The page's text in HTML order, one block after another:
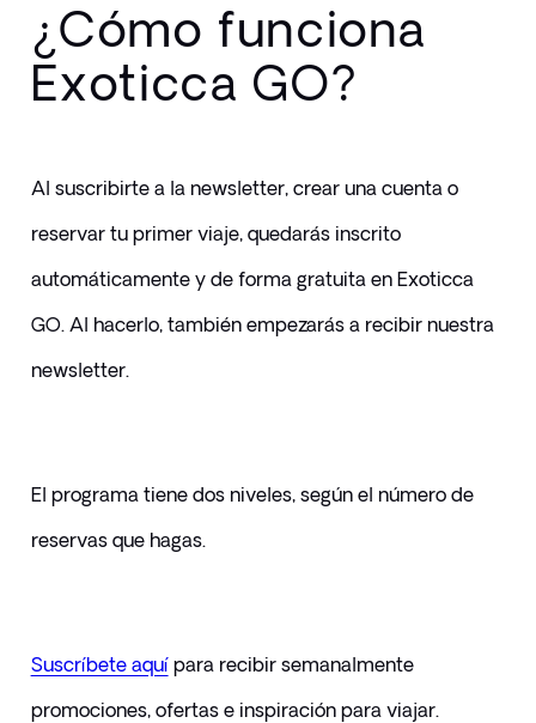
¿Cómo funciona
Exoticca GO?
Al suscribirte a la newsletter, crear una cuenta o
reservar tu primer viaje, quedarás inscrito
automáticamente y de forma gratuita en Exoticca
GO. Al hacerlo, también empezarás a recibir nuestra
newsletter.
El programa tiene dos niveles, según el número de
reservas que hagas.
Suscríbete aquí para recibir semanalmente
promociones, ofertas e inspiración para viajar.